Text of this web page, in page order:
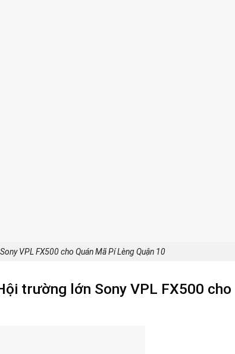
VPL FX500 cho Quán Mã Pí Lèng Quận 10
trường lớn Sony VPL FX500 cho